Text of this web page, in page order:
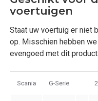
voertuigen
Staat uw voertuig er niet
op. Misschien hebben
evengoed met dit product.
Scania G-Serie